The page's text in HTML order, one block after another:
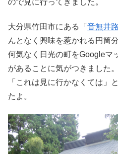
大分県竹田市にある「 音無井
んとなく興味を惹かれる円筒分
何気なく日光の町をGoogleマ
があることに気がつきました。
「これは見に行かなくては」
たよ。